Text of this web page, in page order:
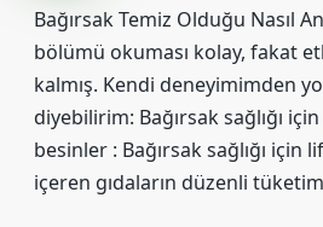
Bağırsak Temiz Olduğu Nasıl
bölümü okuması kolay, fakat
kalmış. Kendi deneyimimden
diyebilirim: Bağırsak sağlığı
besinler : Bağırsak sağlığı için
içeren gıdaların düzenli